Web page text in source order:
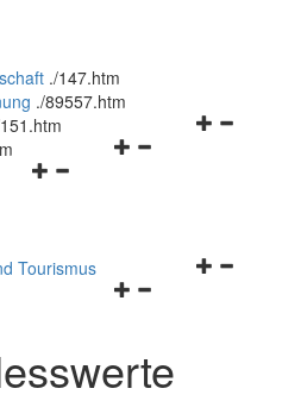
./147.htm
./89557.htm
Navigationsmenü
Navigationsmenü
Navigationsmenü
schließen
Tourismus